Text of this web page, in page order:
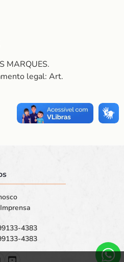
MARQUES.
legal: Art.
4383
4383